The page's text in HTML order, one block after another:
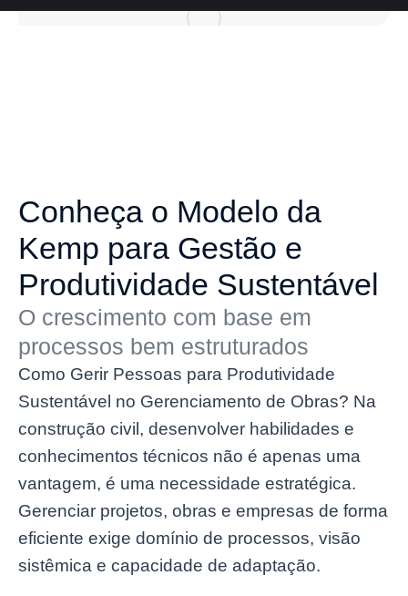
Conheça o Modelo da
Kemp para Gestão e
Produtividade Sustentável
O crescimento com base em
processos bem estruturados
Como Gerir Pessoas para Produtividade
Sustentável no Gerenciamento de Obras? Na
construção civil, desenvolver habilidades e
conhecimentos técnicos não é apenas uma
vantagem, é uma necessidade estratégica.
Gerenciar projetos, obras e empresas de forma
eficiente exige domínio de processos, visão
sistêmica e capacidade de adaptação.